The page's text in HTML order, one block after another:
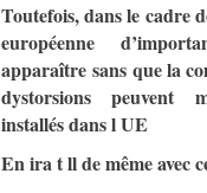
Toutefois, dans le cadre
européenne
apparaître sans que la
dystorsions peuvent
installés dans l UE
En ira t ll de même avec